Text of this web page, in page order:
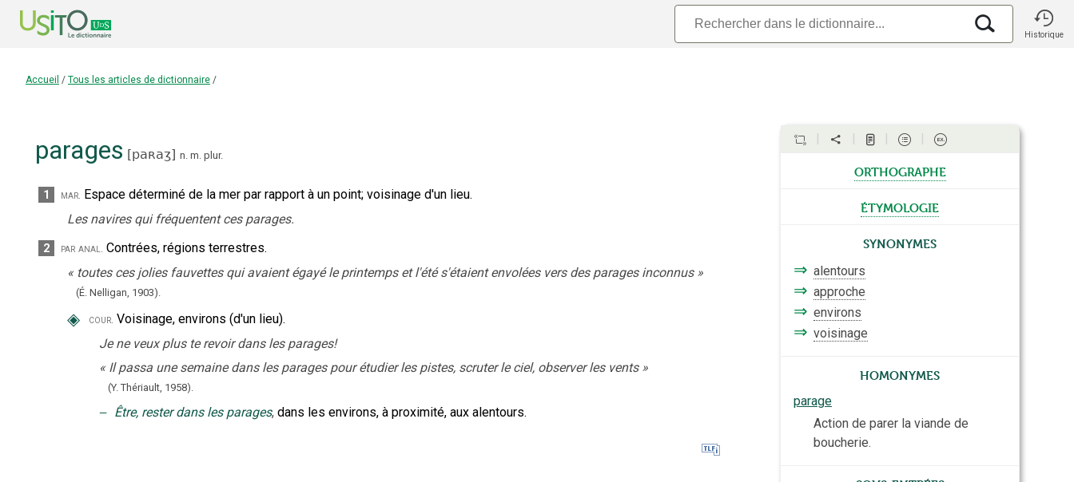
Historique
Accueil / Tous les articles de dictionnaire /
parages [paʀaʒ] n. m. plur.
1 mar. Espace déterminé de la mer par rapport à un point; voisinage d'un lieu.
Les navires qui fréquentent ces parages.
2 par anal. Contrées, régions terrestres.
« toutes ces jolies fauvettes qui avaient égayé le printemps et l'été s'étaient envolées vers des parages inconnus »
(É. Nelligan, 1903).
◈ cour. Voisinage, environs (d'un lieu).
Je ne veux plus te revoir dans les parages!
« Il passa une semaine dans les parages pour étudier les pistes, scruter le ciel, observer les vents »
(Y. Thériault, 1958).
‒ Être, rester dans les parages, dans les environs, à proximité, aux alentours.
orthographe
étymologie
Synonymes
⇒ alentours
⇒ approche
⇒ environs
⇒ voisinage
Homonymes
parage
Action de parer la viande de
boucherie.